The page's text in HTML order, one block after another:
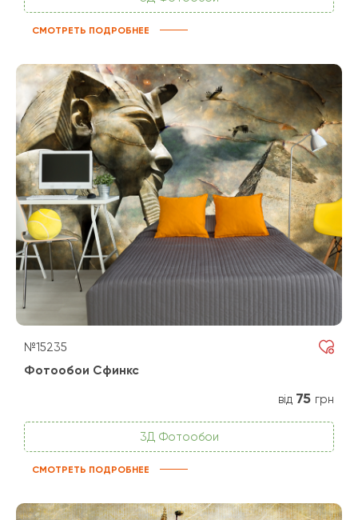
СМОТРЕТЬ ПОДРОБНЕЕ
№15235
Фотообои Сфинкс
від 75 грн
3Д Фотообои
СМОТРЕТЬ ПОДРОБНЕЕ